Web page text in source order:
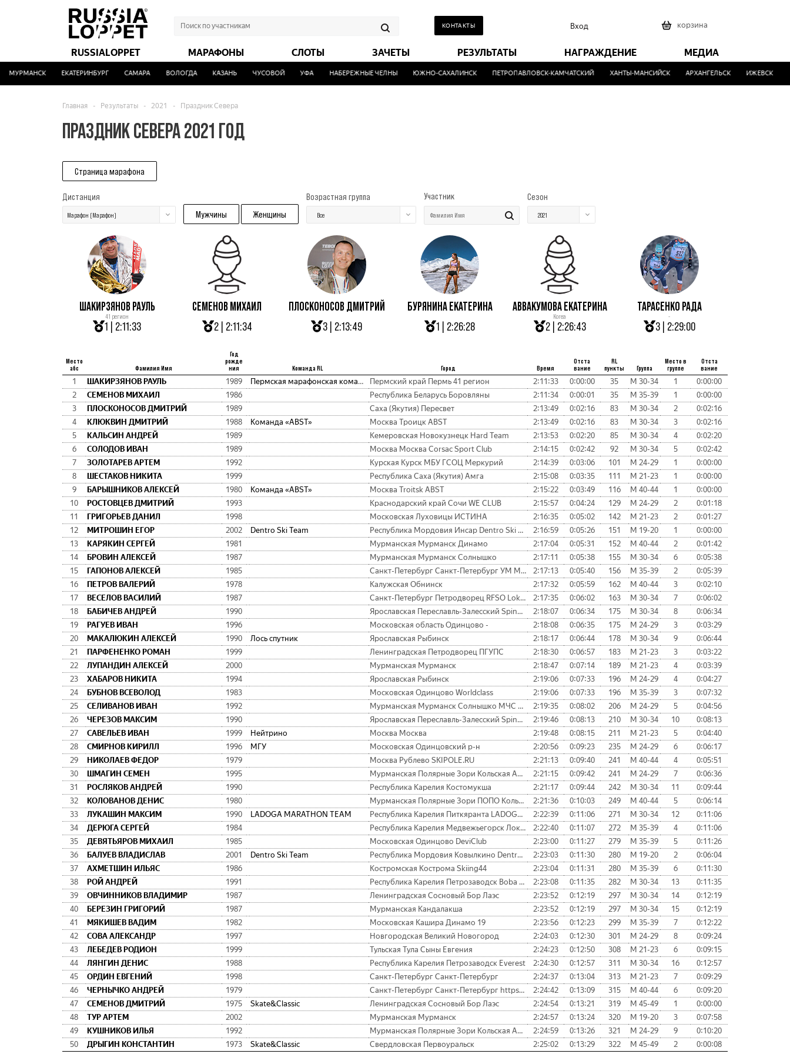
КОНТАКТЫ Вход корзина
RUSSIALOPPET МАРАФОНЫ СЛОТЫ ЗАЧЕТЫ РЕЗУЛЬТАТЫ НАГРАЖДЕНИЕ МЕДИА
МУРМАНСК ЕКАТЕРИНБУРГ САМАРА ВОЛОГДА КАЗАНЬ ЧУСОВОЙ УФА НАБЕРЕЖНЫЕ ЧЕЛНЫ ЮЖНО-САХАЛИНСК ПЕТРОПАВЛОВСК-КАМЧАТСКИЙ ХАНТЫ-МАНСИЙСК АРХАНГЕЛЬСК ИЖЕВСК
Главная - Результаты - 2021 - Праздник Севера
ПРАЗДНИК СЕВЕРА 2021 ГОД
Страница марафона
Дистанция
Марафон (Марафон) Мужчины Женщины
Возрастная группа
Все
Участник Сезон
2021
ШАКИРЗЯНОВ РАУЛЬ
41 регион
1 | 2:11:33
СЕМЕНОВ МИХАИЛ
2 | 2:11:34
ПЛОСКОНОСОВ ДМИТРИЙ
3 | 2:13:49
БУРЯНИНА ЕКАТЕРИНА
1 | 2:26:28
АВВАКУМОВА ЕКАТЕРИНА
Korea
2 | 2:26:43
ТАРАСЕНКО РАДА
-
3 | 2:29:00
Место
абс
Фамилия Имя
Год
рожде
ния
Команда RL Город Время
Отста
вание
RL
пункты
Группа
Место в
группе
Отста
вание
1 ШАКИРЗЯНОВ РАУЛЬ 1989 Пермская марафонская команда Пермский край Пермь 41 регион 2:11:33 0:00:00 35 М 30-34 1
0:00:00
2
СЕМЕНОВ МИХАИЛ 1986 Республика Беларусь Боровляны 2:11:34 0:00:01 35 М 35-39 1
0:00:00
3
ПЛОСКОНОСОВ ДМИТРИЙ 1989 Саха (Якутия) Пересвет 2:13:49 0:02:16 83 М 30-34 2
0:02:16
4
КЛЮКВИН ДМИТРИЙ 1988 Команда «ABST» Москва Троицк АВST 2:13:49 0:02:16 83 М 30-34 3
0:02:16
5
КАЛЬСИН АНДРЕЙ 1989 Кемеровская Новокузнецк Hard Team 2:13:53 0:02:20 85 М 30-34 4
0:02:20
6
СОЛОДОВ ИВАН 1989 Москва Москва Corsac Sport Club 2:14:15 0:02:42 92 М 30-34 5
0:02:42
7
ЗОЛОТАРЕВ АРТЕМ 1992 Курская Курск МБУ ГСОЦ Меркурий 2:14:39 0:03:06 101 М 24-29 1
0:00:00
8
ШЕСТАКОВ НИКИТА 1999 Республика Саха (Якутия) Амга 2:15:08 0:03:35 111 М 21-23 1
0:00:00
9
БАРЫШНИКОВ АЛЕКСЕЙ 1980 Команда «ABST» Москва Troitsk ABST 2:15:22 0:03:49 116 М 40-44 1
0:00:00
10
РОСТОВЦЕВ ДМИТРИЙ 1993 Краснодарский край Сочи WE CLUB 2:15:57 0:04:24 129 М 24-29 2
0:01:18
11
ГРИГОРЬЕВ ДАНИЛ 1998 Московская Луховицы ИСТИНА 2:16:35 0:05:02 142 М 21-23 2
0:01:27
12
МИТРОШИН ЕГОР 2002 Dentro Ski Team Республика Мордовия Инсар Dentro Ski Team 2:16:59 0:05:26 151 М 19-20 1
0:00:00
13
КАРЯКИН СЕРГЕЙ 1981 Мурманская Мурманск Динамо 2:17:04 0:05:31 152 М 40-44 2
0:01:42
14
БРОВИН АЛЕКСЕЙ 1987 Мурманская Мурманск Солнышко 2:17:11 0:05:38 155 М 30-34 6
0:05:38
15
ГАПОНОВ АЛЕКСЕЙ 1985 Санкт-Петербург Санкт-Петербург УМ Метрострой, КЛЛГ 2:17:13 0:05:40 156 М 35-39 2
0:05:39
16
ПЕТРОВ ВАЛЕРИЙ 1978 Калужская Обнинск 2:17:32 0:05:59 162 М 40-44 3
0:02:10
17
ВЕСЕЛОВ ВАСИЛИЙ 1987 Санкт-Петербург Петродворец RFSO Lokomotiv SPB 2:17:35 0:06:02 163 М 30-34 7
0:06:02
18
БАБИЧЕВ АНДРЕЙ 1990 Ярославская Переславль-Залесский Spine team 2:18:07 0:06:34 175 М 30-34 8
0:06:34
19
РАГУЕВ ИВАН 1996 Московская область Одинцово - 2:18:08 0:06:35 175 М 24-29 3
0:03:29
20
МАКАЛЮКИН АЛЕКСЕЙ 1990 Лось спутник Ярославская Рыбинск 2:18:17 0:06:44 178 М 30-34 9
0:06:44
21
ПАРФЕНЕНКО РОМАН 1999 Ленинградская Петродворец ПГУПС 2:18:30 0:06:57 183 М 21-23 3
0:03:22
22
ЛУПАНДИН АЛЕКСЕЙ 2000 Мурманская Мурманск 2:18:47 0:07:14 189 М 21-23 4
0:03:39
23
ХАБАРОВ НИКИТА 1994 Ярославская Рыбинск 2:19:06 0:07:33 196 М 24-29 4
0:04:27
24
БУБНОВ ВСЕВОЛОД 1983 Московская Одинцово Worldclass 2:19:06 0:07:33 196 М 35-39 3
0:07:32
25
СЕЛИВАНОВ ИВАН 1992 Мурманская Мурманск Солнышко МЧС России 2:19:35 0:08:02 206 М 24-29 5
0:04:56
26
ЧЕРЕЗОВ МАКСИМ 1990 Ярославская Переславль-Залесский Spine team 2:19:46 0:08:13 210 М 30-34 10
0:08:13
27
САВЕЛЬЕВ ИВАН 1999 Нейтрино Москва Москва 2:19:48 0:08:15 211 М 21-23 5
0:04:40
28
СМИРНОВ КИРИЛЛ 1996 МГУ Московская Одинцовский р-н 2:20:56 0:09:23 235 М 24-29 6
0:06:17
29
НИКОЛАЕВ ФЕДОР 1979 Москва Рублево SKIPOLE.RU 2:21:13 0:09:40 241 М 40-44 4
0:05:51
30
ШМАГИН СЕМЕН 1995 Мурманская Полярные Зори Кольская АЭС 2:21:15 0:09:42 241 М 24-29 7
0:06:36
31
РОСЛЯКОВ АНДРЕЙ 1990 Республика Карелия Костомукша 2:21:17 0:09:44 242 М 30-34 11
0:09:44
32
КОЛОВАНОВ ДЕНИС 1980 Мурманская Полярные Зори ПОПО Кольская АЭС 2:21:36 0:10:03 249 М 40-44 5
0:06:14
33
ЛУКАШИН МАКСИМ 1990 LADOGA MARATHON TEAM Республика Карелия Питкяранта LADOGAMARATHONTEAM 2:22:39 0:11:06 271 М 30-34 12
0:11:06
34
ДЕРЮГА СЕРГЕЙ 1984 Республика Карелия Медвежьегорск Локомотив 2:22:40 0:11:07 272 М 35-39 4
0:11:06
35
ДЕВЯТЬЯРОВ МИХАИЛ 1985 Московская Одинцово DeviClub 2:23:00 0:11:27 279 М 35-39 5
0:11:26
36
БАЛУЕВ ВЛАДИСЛАВ 2001 Dentro Ski Team Республика Мордовия Ковылкино Dentro Ski Team 2:23:03 0:11:30 280 М 19-20 2
0:06:04
37
АХМЕТШИН ИЛЬЯС 1986 Костромская Кострома Skiing44 2:23:04 0:11:31 280 М 35-39 6
0:11:30
38
РОЙ АНДРЕЙ 1991 Республика Карелия Петрозаводск Boba Fett 2:23:08 0:11:35 282 М 30-34 13
0:11:35
39
ОВЧИННИКОВ ВЛАДИМИР 1987 Ленинградская Сосновый Бор Лаэс 2:23:52 0:12:19 297 М 30-34 14
0:12:19
40
БЕРЕЗИН ГРИГОРИЙ 1987 Мурманская Кандалакша 2:23:52 0:12:19 297 М 30-34 15
0:12:19
41
МЯКИШЕВ ВАДИМ 1982 Московская Кашира Динамо 19 2:23:56 0:12:23 299 М 35-39 7
0:12:22
42
СОВА АЛЕКСАНДР 1997 Новгородская Великий Новогород 2:24:03 0:12:30 301 М 24-29 8
0:09:24
43
ЛЕБЕДЕВ РОДИОН 1999 Тульская Тула Сыны Евгения 2:24:23 0:12:50 308 М 21-23 6
0:09:15
44
ЛЯНГИН ДЕНИС 1988 Республика Карелия Петрозаводск Everest 2:24:30 0:12:57 311 М 30-34 16
0:12:57
45
ОРДИН ЕВГЕНИЙ 1998 Санкт-Петербург Санкт-Петербург 2:24:37 0:13:04 313 М 21-23 7
0:09:29
46
ЧЕРНЫЧКО АНДРЕЙ 1979 Санкт-Петербург Санкт-Петербург https://temptraining.ru/ 2:24:42 0:13:09 315 М 40-44 6
0:09:20
47
СЕМЕНОВ ДМИТРИЙ 1975 Skate&Classic Ленинградская Сосновый Бор Лаэс 2:24:54 0:13:21 319 М 45-49 1
0:00:00
48
ТУР АРТЕМ 2002 Мурманская Мурманск 2:24:57 0:13:24 320 М 19-20 3
0:07:58
49
КУШНИКОВ ИЛЬЯ 1992 Мурманская Полярные Зори Кольская АЭС 2:24:59 0:13:26 321 М 24-29 9
0:10:20
50
ДРЫГИН КОНСТАНТИН 1973 Skate&Classic Свердловская Первоуральск 2:25:02 0:13:29 322 М 45-49 2 0:00:08